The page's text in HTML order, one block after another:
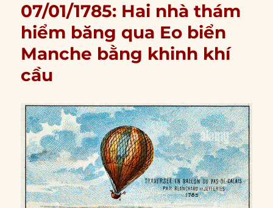
07/01/1785: Hai nhà thám
hiểm băng qua Eo biển
Manche bằng khinh khí
cầu